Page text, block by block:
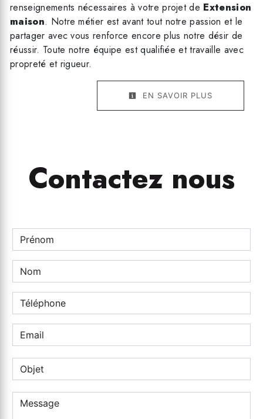
renseignements nécessaires à votre projet de Extension
maison. Notre métier est avant tout notre passion et le
partager avec vous renforce encore plus notre désir de
réussir. Toute notre équipe est qualifiée et travaille avec
propreté et rigueur.
EN SAVOIR PLUS
Contactez nous